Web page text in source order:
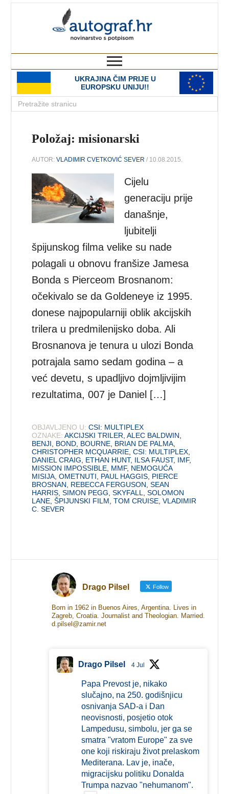
UKRAJINA ČIM PRIJE U
EUROPSKU UNIJU!!
Položaj: misionarski
AUTOR:VLADIMIR CVETKOVIĆ SEVER / 10.08.2015.
Cijelu
generaciju prije
današnje,
ljubitelji
špijunskog filma velike su nade
polagali u obnovu franšize Jamesa
Bonda s Pierceom Brosnanom:
očekivalo se da Goldeneye iz 1995.
donese najpopularniji oblik akcijskih
trilera u predmilenijsko doba. Ali
Brosnanova je tenura u ulozi Bonda
potrajala samo sedam godina – a
već devetu, s upadljivo dojmljivijim
rezultatima, 007 je Daniel […]
OBJAVLJENO U: CSI: MULTIPLEX
OZNAKE: AKCIJSKI TRILER ,ALEC BALDWIN
BENJI
BOND BOURNE BRIAN DE PALMA
CHRISTOPHER MCQUARRIE ,CSI: MULTIPLEX
DANIEL CRAIG
ETHAN HUNT, ILSA FAUST, IMF,
MISSION IMPOSSIBLE MMF, NEMOGUĆA
MISIJA ,OMETNUTI PAUL HAGGIS PIERCE
BROSNAN
REBECCA FERGUSON ,SEAN
HARRIS ,SIMON PEGG ,SKYFALL ,SOLOMON
LANE ,ŠPIJUNSKI FILM ,TOM CRUISE ,VLADIMIR
C. SEVER
Drago Pilsel Follow
Born in 1962 in Buenos Aires, Argentina. Lives in
Zagreb, Croatia. Journalist and Theologian. Married.
d.pilsel@zamir.net
Drago Pilsel 4 Jul
Papa Prevost je, nikako
slučajno, na 250. godišnjicu
osnivanja SAD-a i Dan
neovisnosti, posjetio otok
Lampedusu, simbolu, jer ga se
smatra "vratom Europe" za sve
one koji riskiraju život prelaskom
Mediterana. Lav je, inače,
migracijsku politiku Donalda
Trumpa nazvao "nehumanom".